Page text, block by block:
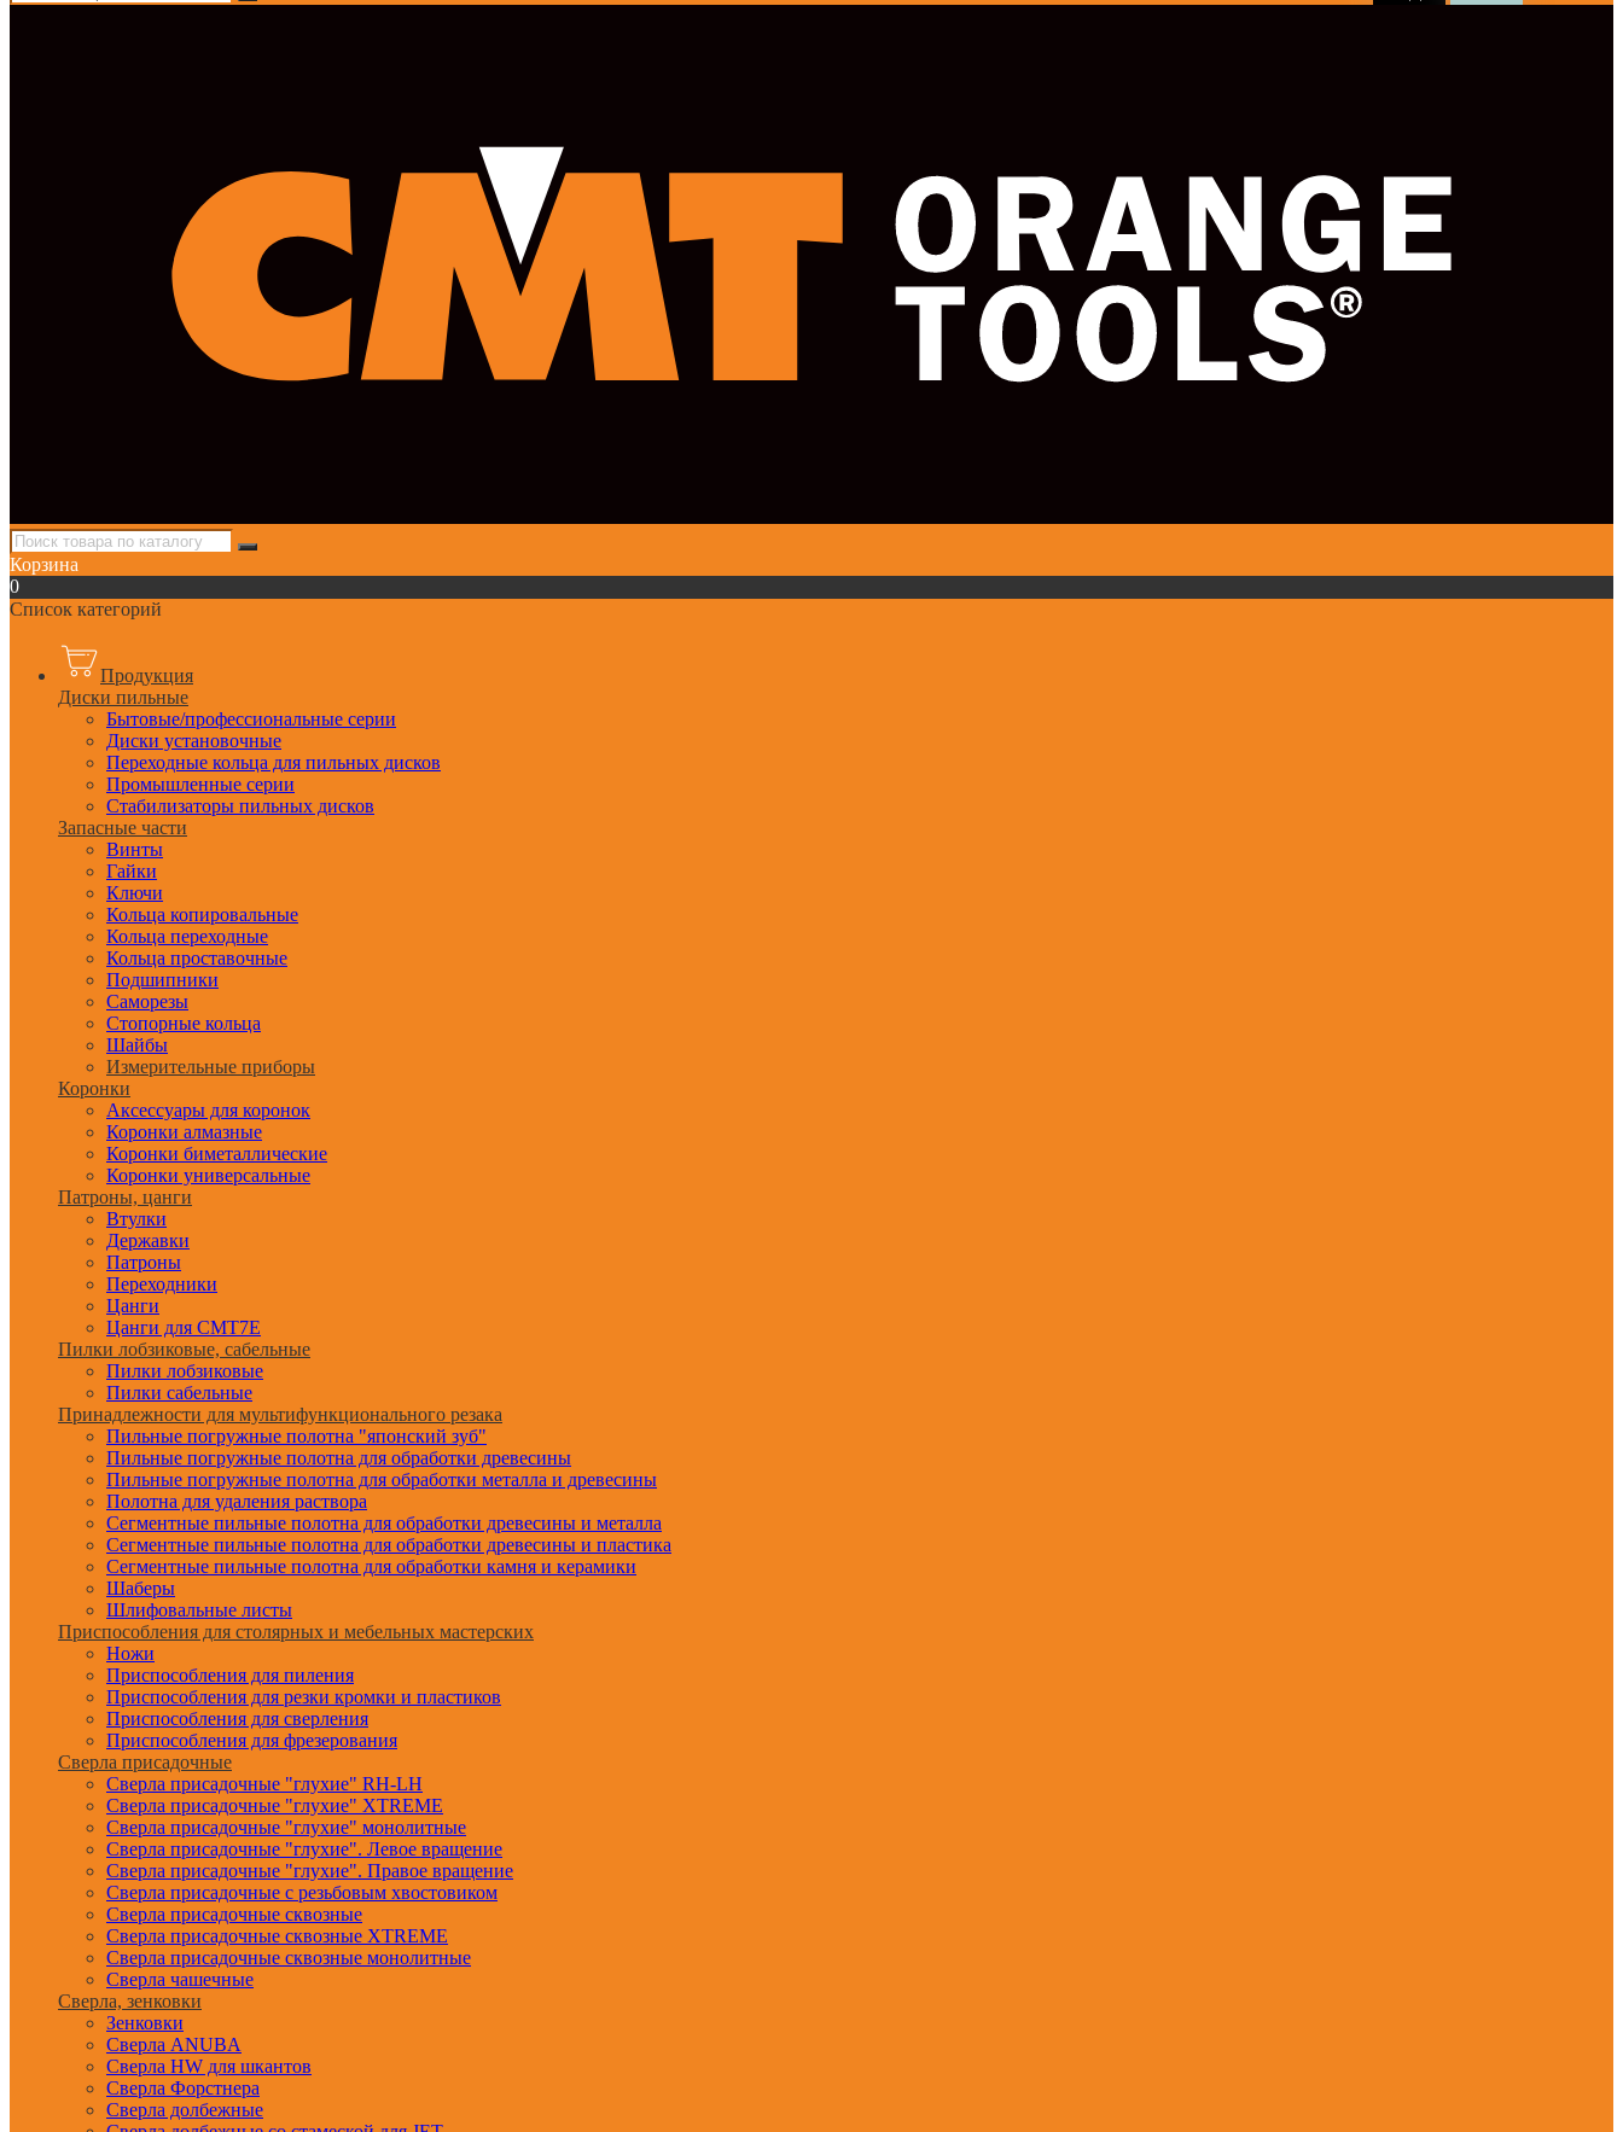
Корзина
0
Список категорий
Продукция
Диски пильные
Бытовые/профессиональные серии
Диски установочные
Переходные кольца для пильных дисков
Промышленные серии
Стабилизаторы пильных дисков
Запасные части
Винты
Гайки
Ключи
Кольца копировальные
Кольца переходные
Кольца проставочные
Подшипники
Саморезы
Стопорные кольца
Шайбы
Измерительные приборы
Коронки
Аксессуары для коронок
Коронки алмазные
Коронки биметаллические
Коронки универсальные
Патроны, цанги
Втулки
Державки
Патроны
Переходники
Цанги
Цанги для CMT7E
Пилки лобзиковые, сабельные
Пилки лобзиковые
Пилки сабельные
Принадлежности для мультифункционального резака
Пильные погружные полотна "японский зуб"
Пильные погружные полотна для обработки древесины
Пильные погружные полотна для обработки металла и древесины
Полотна для удаления раствора
Сегментные пильные полотна для обработки древесины и металла
Сегментные пильные полотна для обработки древесины и пластика
Сегментные пильные полотна для обработки камня и керамики
Шаберы
Шлифовальные листы
Приспособления для столярных и мебельных мастерских
Ножи
Приспособления для пиления
Приспособления для резки кромки и пластиков
Приспособления для сверления
Приспособления для фрезерования
Сверла присадочные
Сверла присадочные "глухие" RH-LH
Сверла присадочные "глухие" XTREME
Сверла присадочные "глухие" монолитные
Сверла присадочные "глухие". Левое вращение
Сверла присадочные "глухие". Правое вращение
Сверла присадочные с резьбовым хвостовиком
Сверла присадочные сквозные
Сверла присадочные сквозные XTREME
Сверла присадочные сквозные монолитные
Сверла чашечные
Сверла, зенковки
Зенковки
Сверла ANUBA
Сверла HW для шкантов
Сверла Форстнера
Сверла долбежные